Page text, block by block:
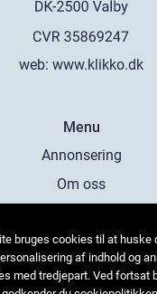
web: www.klikko.dk
Menu
Annonsering
Om oss
Kontakta oss
Sitemap
bruges cookies til at huske
af indhold og
med tredjepart. Ved fortsat